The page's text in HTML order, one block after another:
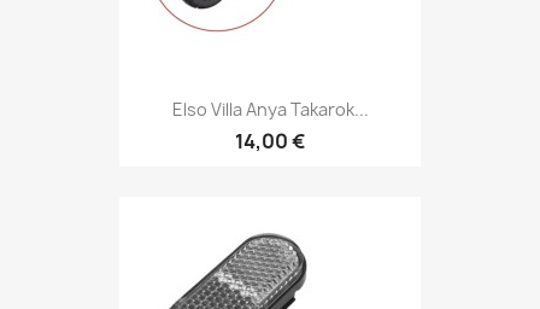
Elso Villa Anya Takarok...
14,00 €